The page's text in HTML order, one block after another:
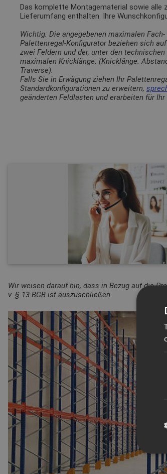
Das komplette Montagematerial sowie alle
Lieferumfang enthalten. Ihre
Wichtig: Die angegebenen maximalen
Palettenregal-Konfigurator beziehen sich
zwei Feldern und der, unter den
maximalen Knicklänge. (Knicklänge:
Traverse).
Falls Sie in Erwägung ziehen Ihr
Standardkonfigurationen zu erweitern,
geänderten Feldlasten und erarbeiten für
Wir weisen darauf hin, dass in Bezug auf die
v. § 13 BGB ist auszuschließen.